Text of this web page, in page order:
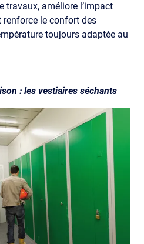
travaux, améliore l’impact
renforce le confort des
toujours adaptée au
: les vestiaires séchants